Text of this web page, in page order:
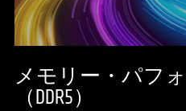
メモリー・パフ
（DDR5）